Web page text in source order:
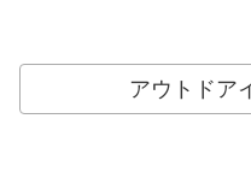
アウトドア